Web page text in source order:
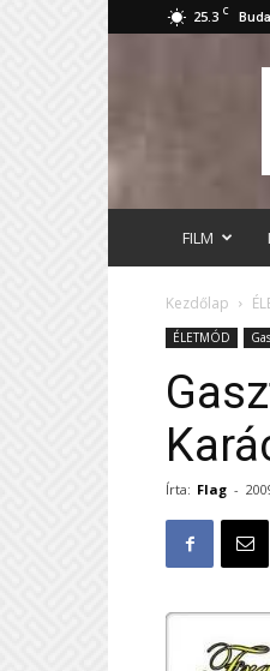
25.3 C
FILM
Kezdőlap
ÉLETMÓD
Írta: Flag -